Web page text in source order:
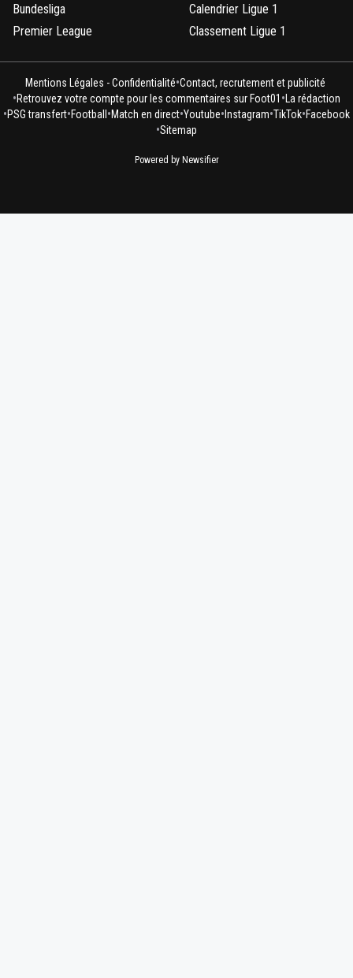
Bundesliga
Premier League
Calendrier Ligue 1
Classement Ligue 1
Mentions Légales - Confidentialité•Contact, recrutement et publicité
•Retrouvez votre compte pour les commentaires sur Foot01 •La rédaction
•PSG transfert•Football•Match en direct•Youtube•Instagram•TikTok•Facebook
•Sitemap
Powered by Newsifier